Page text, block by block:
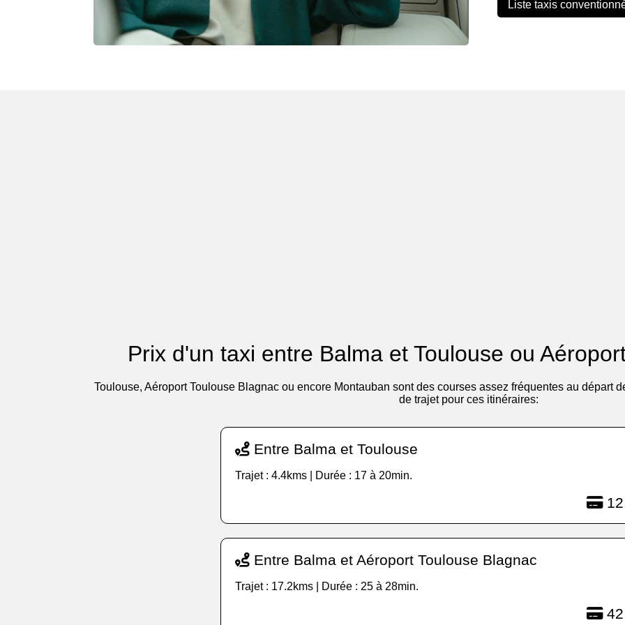
Liste taxis
Prix d'un taxi entre Balma et Toulouse ou
Toulouse, Aéroport Toulouse Blagnac ou encore Montauban sont des courses assez fréquentes au départ
de trajet pour ces itinéraires:
Entre Balma et Toulouse
Trajet : 4.4kms | Durée : 17 à 20min.
Entre Balma et Aéroport Toulouse Blagnac
Trajet : 17.2kms | Durée : 25 à 28min.